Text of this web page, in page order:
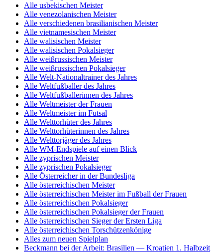
Alle usbekischen Meister
Alle venezolanischen Meister
Alle verschiedenen brasilianischen Meister
Alle vietnamesischen Meister
Alle walisischen Meister
Alle walisischen Pokalsieger
Alle weißrussischen Meister
Alle weißrussischen Pokalsieger
Alle Welt-Nationaltrainer des Jahres
Alle Weltfußballer des Jahres
Alle Weltfußballerinnen des Jahres
Alle Weltmeister der Frauen
Alle Weltmeister im Futsal
Alle Welttorhüter des Jahres
Alle Welttorhüterinnen des Jahres
Alle Welttorjäger des Jahres
Alle WM-Endspiele auf einen Blick
Alle zyprischen Meister
Alle zyprischen Pokalsieger
Alle Österreicher in der Bundesliga
Alle österreichischen Meister
Alle österreichischen Meister im Fußball der Frauen
Alle österreichischen Pokalsieger
Alle österreichischen Pokalsieger der Frauen
Alle österreichischen Sieger der Ersten Liga
Alle österreichischen Torschützenkönige
Alles zum neuen Spielplan
Beckmann bei der Arbeit: Brasilien — Kroatien 1. Halbzeit